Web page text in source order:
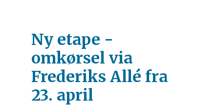
Ny etape -
omkørsel via
Frederiks Allé fra
23. april